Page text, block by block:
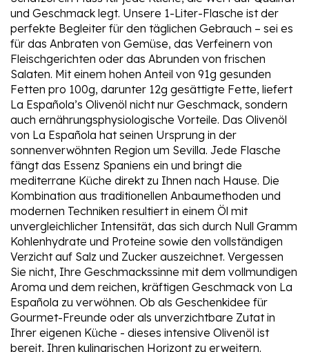
und Geschmack legt. Unsere 1-Liter-Flasche ist der
perfekte Begleiter für den täglichen Gebrauch – sei es
für das Anbraten von Gemüse, das Verfeinern von
Fleischgerichten oder das Abrunden von frischen
Salaten. Mit einem hohen Anteil von 91g gesunden
Fetten pro 100g, darunter 12g gesättigte Fette, liefert
La Española’s Olivenöl nicht nur Geschmack, sondern
auch ernährungsphysiologische Vorteile. Das Olivenöl
von La Española hat seinen Ursprung in der
sonnenverwöhnten Region um Sevilla. Jede Flasche
fängt das Essenz Spaniens ein und bringt die
mediterrane Küche direkt zu Ihnen nach Hause. Die
Kombination aus traditionellen Anbaumethoden und
modernen Techniken resultiert in einem Öl mit
unvergleichlicher Intensität, das sich durch Null Gramm
Kohlenhydrate und Proteine sowie den vollständigen
Verzicht auf Salz und Zucker auszeichnet. Vergessen
Sie nicht, Ihre Geschmackssinne mit dem vollmundigen
Aroma und dem reichen, kräftigen Geschmack von La
Española zu verwöhnen. Ob als Geschenkidee für
Gourmet-Freunde oder als unverzichtbare Zutat in
Ihrer eigenen Küche - dieses intensive Olivenöl ist
bereit, Ihren kulinarischen Horizont zu erweitern.